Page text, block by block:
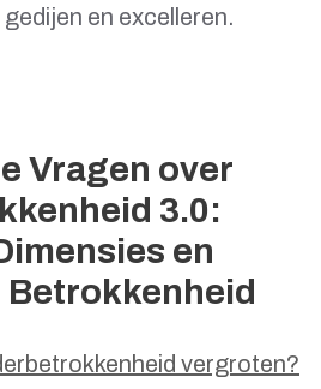
en excelleren.
Vragen over
3.0:
en
Betrokkenheid
vergroten?